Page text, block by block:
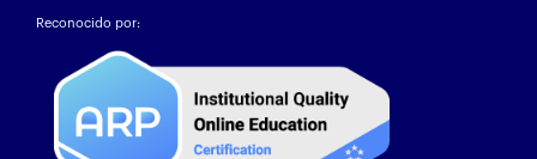
Reconocido por: